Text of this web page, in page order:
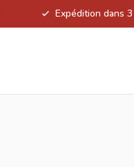
Expédition dans